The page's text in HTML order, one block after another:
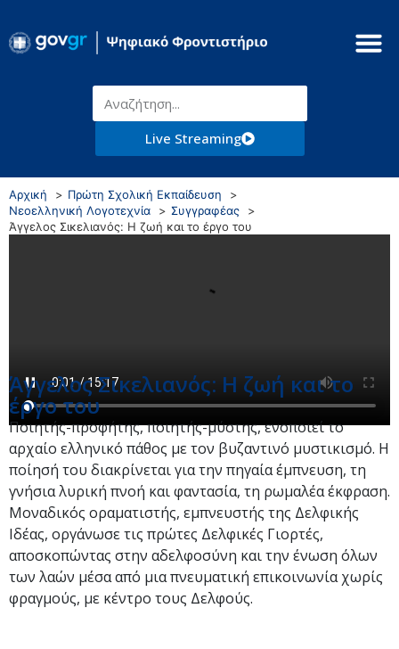
Live Streaming
Αρχική
Πρώτη Σχολική Εκπαίδευση
Νεοελληνική Λογοτεχνία
Συγγραφέας
Άγγελος Σικελιανός: Η ζωή και το έργο του
Άγγελος Σικελιανός: Η ζωή και το
έργο του
Ποιητής-προφήτης, ποιητής-μύστης, ενοποιεί το
αρχαίο ελληνικό πάθος με τον βυζαντινό μυστικισμό. Η
ποίησή του διακρίνεται για την πηγαία έμπνευση, τη
γνήσια λυρική πνοή και φαντασία, τη ρωμαλέα έκφραση.
Μοναδικός οραματιστής, εμπνευστής της Δελφικής
Ιδέας, οργάνωσε τις πρώτες Δελφικές Γιορτές,
αποσκοπώντας στην αδελφοσύνη και την ένωση όλων
των λαών μέσα από μια πνευματική επικοινωνία χωρίς
φραγμούς, με κέντρο τους Δελφούς.